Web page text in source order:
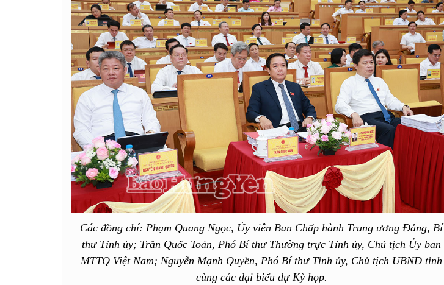
Các đồng chí: Phạm Quang Ngọc, Ủy viên Ban Chấp hành Trung ương Đảng, Bí
thư Tỉnh ủy; Trần Quốc Toản, Phó Bí thư Thường trực Tỉnh ủy, Chủ tịch Ủy ban
MTTQ Việt Nam; Nguyễn Mạnh Quyền, Phó Bí thư Tỉnh ủy, Chủ tịch UBND tỉnh
cùng các đại biểu dự Kỳ họp.